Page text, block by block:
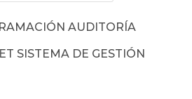
AUDITORÍA
SISTEMA DE GESTIÓN